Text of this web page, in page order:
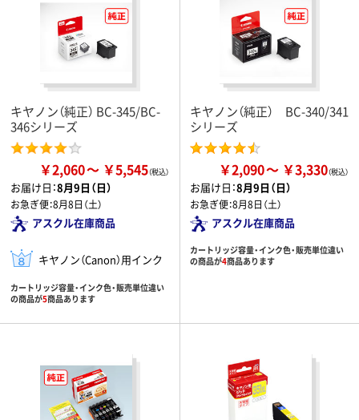
キヤノン（純正） BC-345/BC-
346シリーズ
￥2,060 ￥5,545
お届け日：8月9日（日）
お急ぎ便：8月8日（土）
アスクル在庫商品
キヤノン（Canon）用インク
カートリッジ容量・インク色・販売単位違い
の商品が5商品あります
キヤノン（純正） BC-340/341
シリーズ
￥2,090 ￥3,330
お届け日：8月9日（日）
お急ぎ便：8月8日（土）
アスクル在庫商品
カートリッジ容量・インク色・販売単位違い
の商品が4商品あります